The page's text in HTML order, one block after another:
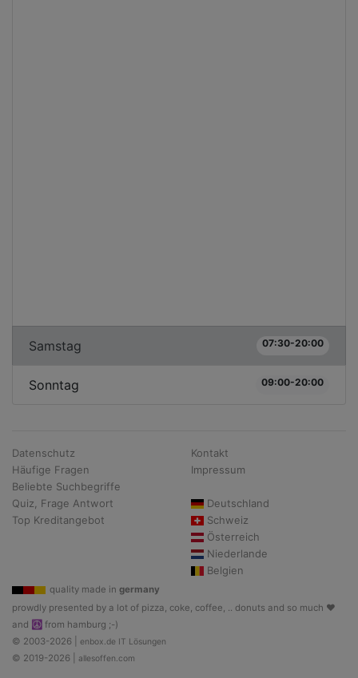
Samstag 07:30-20:00
Sonntag 09:00-20:00
Datenschutz
Häufige Fragen
Beliebte Suchbegriffe
Quiz, Frage Antwort
Top Kreditangebot
Kontakt
Impressum
Deutschland
Schweiz
Österreich
Niederlande
Belgien
quality made in germany
prowdly presented by a lot of pizza, coke, coffee, .. donuts and so much ♥
and ☮ from hamburg ;-)
© 2003-2026 | enbox.de IT Lösungen
© 2019-2026 | allesoffen.com